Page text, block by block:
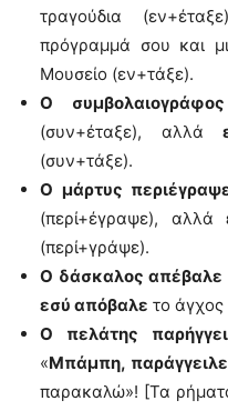
τραγούδια
πρόγραμμά σου και
Μουσείο (εν+τάξε).
Ο
(συν+έταξε), αλλά
(συν+τάξε).
Ο μάρτυς
(περί+έγραψε), αλλά
(περί+γράψε).
Ο δάσκαλος απέβαλε
εσύ απόβαλε το
Ο πελάτης
«Μπάμπη, παράγγειλε
παρακαλώ»! [Τα